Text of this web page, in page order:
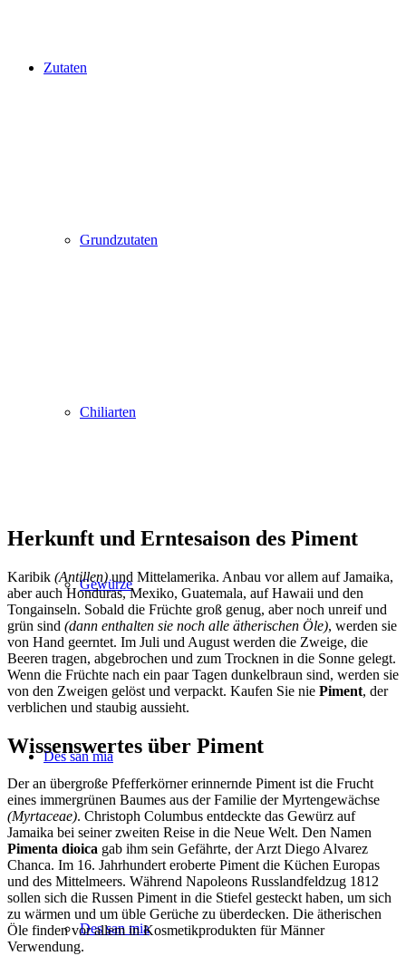
Zutaten
Grundzutaten
Chiliarten
Gewürze
Des san mia
Des san mia
Herkunft und Erntesaison des Piment
Karibik (Antillen)und Mittelamerika. Anbau vor allem auf Jamaika,
aber auch Honduras, Mexiko, Guatemala, auf Hawaii und den
Tongainseln. Sobald die Früchte groß genug, aber noch unreif und
grün sind (dann enthalten sie noch alle ätherischen Öle), werden sie
von Hand geerntet. Im Juli und August werden die Zweige, die
Beeren tragen, abgebrochen und zum Trocknen in die Sonne gelegt.
Wenn die Früchte nach ein paar Tagen dunkelbraun sind, werden sie
von den Zweigen gelöst und verpackt. Kaufen Sie nie Piment, der
verblichen und staubig aussieht.
Wissenswertes über Piment
Der an übergroße Pfefferkörner erinnernde Piment ist die Frucht
eines immergrünen Baumes aus der Familie der Myrtengewächse
(Myrtaceae). Christoph Columbus entdeckte das Gewürz auf
Jamaika bei seiner zweiten Reise in die Neue Welt. Den Namen
Pimenta dioica gab ihm sein Gefährte, der Arzt Diego Alvarez
Chanca. Im 16. Jahrhundert eroberte Piment die Küchen Europas
und des Mittelmeers. Während Napoleons Russlandfeldzug 1812
sollen sich die Russen Piment in die Stiefel gesteckt haben, um sich
zu wärmen und um üble Gerüche zu überdecken. Die ätherischen
Öle finden vor allem in Kosmetikprodukten für Männer
Verwendung.